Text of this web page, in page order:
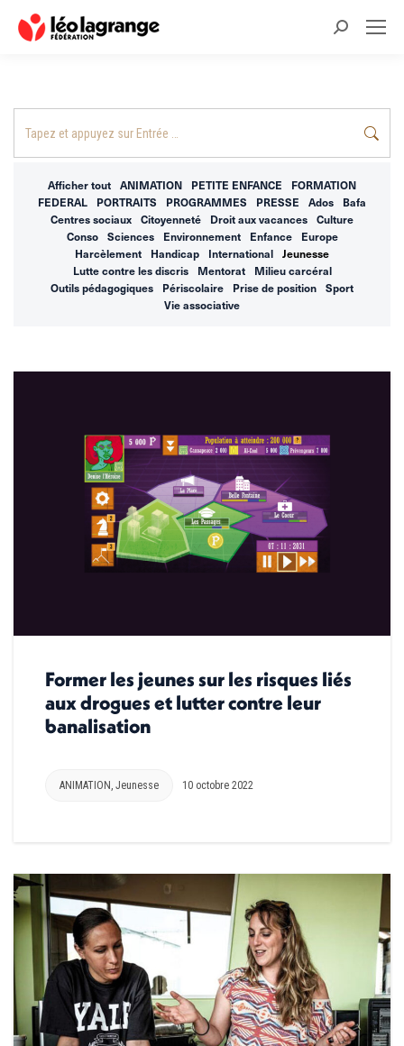
Recherche
Afficher tout ANIMATION PETITE ENFANCE
FORMATION
FEDERAL
PORTRAITS PROGRAMMES PRESSE Ados
Bafa
Centres sociaux
Citoyenneté Droit aux vacances
Culture
Conso
Sciences Environnement Enfance
Europe
Harcèlement
Handicap International
Jeunesse
Lutte contre les discris
Mentorat
Milieu carcéral
Outils pédagogiques
Périscolaire Prise de position
Sport
Vie associative
Former les jeunes sur les risques liés
aux drogues et lutter contre leur
banalisation
ANIMATION, Jeunesse 10 octobre 2022